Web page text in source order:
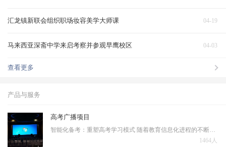
04-19
汇龙镇新联会组织职场妆容美学大师课
04-03
马来西亚深斋中学来启考察并参观早鹰校区
查看更多
产品与服务
高考广播项目
1464人